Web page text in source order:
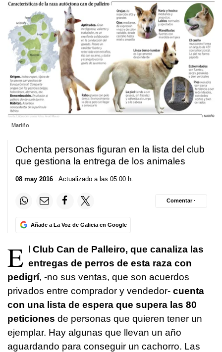
Mariño
Ochenta personas figuran en la lista del club
que gestiona la entrega de los animales
08 may 2016 . Actualizado a las 05:00 h.
Añade a La Voz de Galicia en Google
Comentar ·
E l Club Can de Palleiro, que canaliza las
entregas de perros de esta raza con
pedigrí, -no sus ventas, que son acuerdos
privados entre comprador y vendedor- cuenta
con una lista de espera que supera las 80
peticiones de personas que quieren tener un
ejemplar. Hay algunas que llevan un año
aguardando para conseguir un cachorro. Las